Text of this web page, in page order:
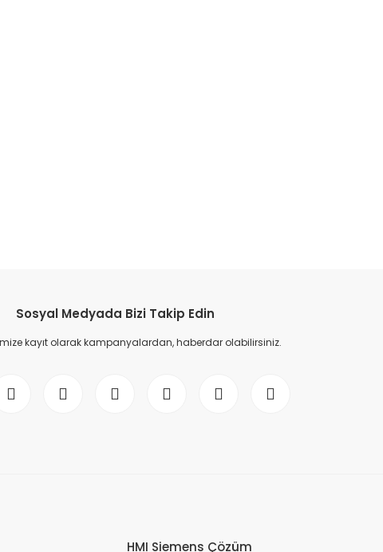
Sosyal Medyada Bizi Takip Edin
kayıt olarak kampanyalardan, haberdar olabilirsiniz.
HMI Siemens Çözüm